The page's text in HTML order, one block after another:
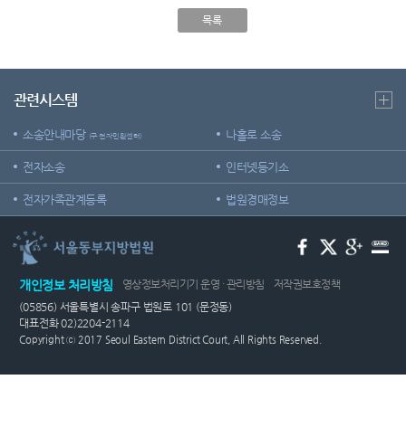
청사안
내
시는길
보안검
부지방
법원조
정센터
소송구
안내
생활속
의 계약
서
어안내
재판기
록열람
복사예
약
온라인
방청신
청
목록
관련시스템
소송안내마당 (구 전자민원센터) 나홀로 소송
전자소송 인터넷등기소
전자가족관계등록 법원경매정보
개인정보 처리방침 영상정보처리기기 운영 · 관리방침
저작권보호정책
(05856) 서울특별시 송파구 법원로 101 (문정동)
대표전화 02)2204-2114
Copyright ⓒ 2017 Seoul Eastern District Court, All Rights Reserved.
터)